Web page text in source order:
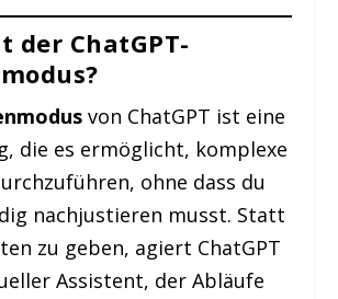
der ChatGPT-
von ChatGPT ist eine
die es ermöglicht, komplexe
ohne dass du
nachjustieren musst. Statt
zu geben, agiert ChatGPT
Assistent, der Abläufe